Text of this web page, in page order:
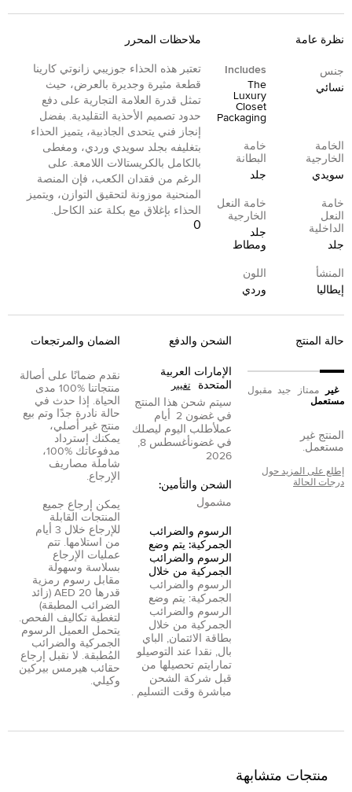
نظرة عامة
جنس
نسائي
Includes
The
Luxury
Closet
Packaging
الخامة
الخارجية
سويدي
خامة
البطانة
جلد
خامة
النعل
الداخلية
جلد
خامة النعل
الخارجية
جلد
ومطاط
المنشأ
إيطاليا
اللون
وردي
ملاحظات المحرر
تعتبر هذه الحذاء جوزيبي زانوتي كارينا
قطعة مثيرة وجديرة بالعرض، حيث
تمثل قدرة العلامة التجارية على دفع
حدود تصميم الأحذية التقليدية. بفضل
إنجاز فني يتحدى الجاذبية، يتميز الحذاء
بتغليفه بجلد سويدي وردي، ومغطى
بالكامل بالكريستالات اللامعة. على
الرغم من فقدان الكعب، فإن المنصة
المنحنية موزونة لتحقيق التوازن، ويتميز
الحذاء بإغلاق مع بكلة عند الكاحل.
0
حالة المنتج
غير
مستعمل
ممتاز جيد مقبول
المنتج غير
مستعمل.
إطلع على المزيد حول
درجات الحالة
الشحن والدفع
الإمارات العربية
المتحدة
تغيير
سيتم شحن هذا المنتج
في غضون 2
أيام
عملأطلب اليوم ليصلك
في غضون
أغسطس 8,
2026
الشحن والتأمين:
مشمول
الرسوم والضرائب
الجمركية: يتم وضع
الرسوم والضرائب
الجمركية من خلال
الرسوم والضرائب
الجمركية: يتم وضع
الرسوم والضرائب
الجمركية من خلال
بطاقة الائتمان
الباي
بال
نقدا عند التوصيلو
تمارا يتم تحصيلها من
قبل شركة الشحن
مباشرة وقت التسليم .
الضمان والمرتجعات
نقدم ضمانًا على أصالة
منتجاتنا %100 مدى
الحياة. إذا حدث في
حالة نادرة جدًا وتم بيع
منتج غير أصلي،
يمكنك إسترداد
مدفوعاتك %100،
شاملة مصاريف
الإرجاع.
يمكن إرجاع جميع
المنتجات القابلة
للإرجاع خلال 3 أيام
من استلامها. تتم
عمليات الإرجاع
بسلاسة وسهولة
مقابل رسوم رمزية
قدرها 20 AED (زائد
الضرائب المطبقة)
لتغطية تكاليف الفحص.
يتحمل العميل الرسوم
الجمركية والضرائب
المُطبقة. لا نقبل إرجاع
حقائب هيرمس بيركين
وكيلي.
منتجات متشابهة